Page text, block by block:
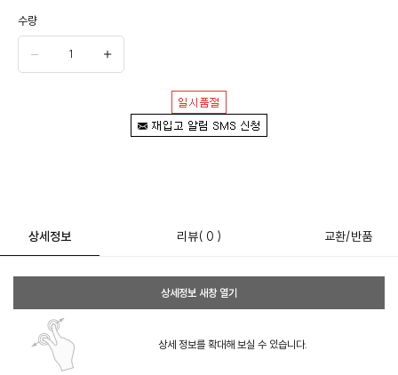
수량
상세정보 리뷰( 0 ) 교환/반품
상세정보 새창 열기
상세 정보를 확대해 보실 수 있습니다.